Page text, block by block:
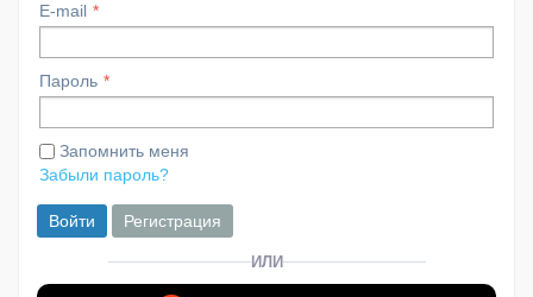
E-mail
Пароль
Запомнить меня
Забыли пароль?
Войти Регистрация
ИЛИ